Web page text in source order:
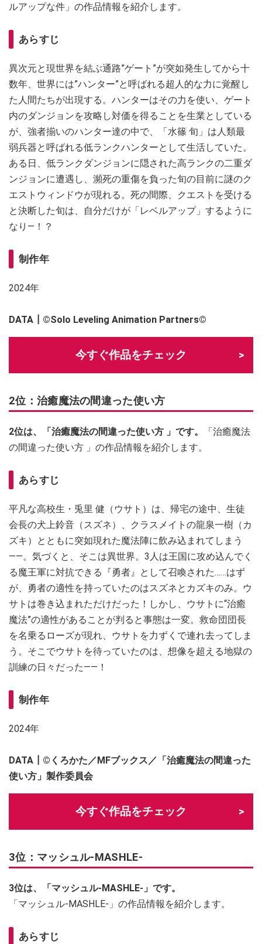
ルアップな件」の作品情報を紹介します。
あらすじ
異次元と現世界を結ぶ通路”ゲート”が突如発生してから十
数年、世界には”ハンター”と呼ばれる超人的な力に覚醒し
た人間たちが出現する。ハンターはその力を使い、ゲート
内のダンジョンを攻略し対価を得ることを生業としている
が、強者揃いのハンター達の中で、「水篠 旬」は人類最
弱兵器と呼ばれる低ランクハンターとして生活していた。
ある日、低ランクダンジョンに隠された高ランクの二重ダ
ンジョンに遭遇し、瀕死の重傷を負った旬の目前に謎のク
エストウィンドウが現れる。死の間際、クエストを受ける
と決断した旬は、自分だけが「レベルアップ」するように
なり—！？
制作年
2024年
DATA┃ ©Solo Leveling Animation Partners©
今すぐ作品をチェック
2位：治癒魔法の間違った使い方
2位は、「治癒魔法の間違った使い方 」です。
「治癒魔法
の間違った使い方 」の作品情報を紹介します。
あらすじ
平凡な高校生・兎里 健（ウサト）は、帰宅の途中、生徒
会長の犬上鈴音（スズネ）、クラスメイトの龍泉一樹（カ
ズキ）とともに突如現れた魔法陣に飲み込まれてしまう
――。気づくと、そこは異世界。3人は王国に攻め込んでく
る魔王軍に対抗できる『勇者』として召喚された……はず
が、勇者の適性を持っていたのはスズネとカズキのみ。ウ
サトは巻き込まれただけだった！しかし、ウサトに“治癒
魔法”の適性があることが判ると事態は一変。救命団団長
を名乗るローズが現れ、ウサトを力ずくで連れ去ってしま
う。そこでウサトを待っていたのは、想像を超える地獄の
訓練の日々だった――！
制作年
2024年
DATA┃ ©くろかた／MFブックス／「治癒魔法の間違った
使い方」製作委員会
今すぐ作品をチェック
3位：マッシュル-MASHLE-
3位は、「マッシュル-MASHLE-」です。
「マッシュル-MASHLE-」の作品情報を紹介します。
あらすじ